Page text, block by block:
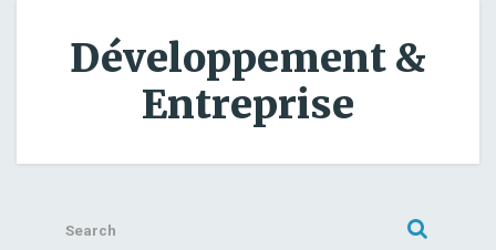
Développement &
Entreprise
for: